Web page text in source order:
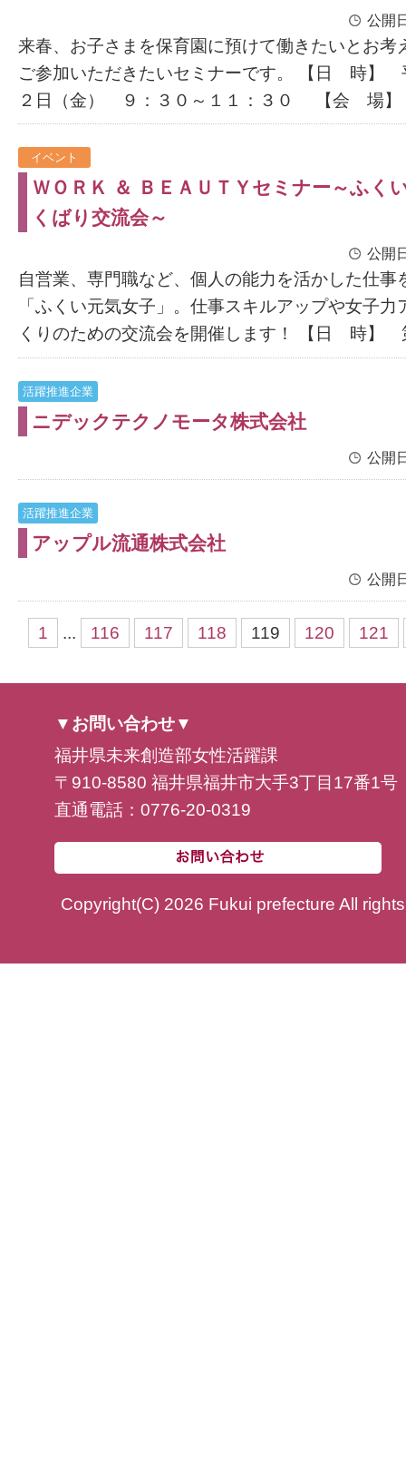
公開
来春、お子さまを保育園に預けて働きたいとお考
ご参加いただきたいセミナーです。 【日 時】
２日（金） ９：３０～１１：３０ 【会 場
イベント
ＷＯＲＫ ＆ ＢＥＡＵＴＹセミナー～ふく
くばり交流会～
公開
自営業、専門職など、個人の能力を活かした仕事
「ふくい元気女子」。仕事スキルアップや女子力
くりのための交流会を開催します！ 【日 時
活躍推進企業
ニデックテクノモータ株式会社
公開
活躍推進企業
アップル流通株式会社
公開
1 ... 116 117 118 119 120 121
▼お問い合わせ▼
福井県未来創造部女性活躍課
〒910-8580 福井県福井市大手3丁目17番1号
直通電話：0776-20-0319
Copyright(C) 2026 Fukui prefecture All